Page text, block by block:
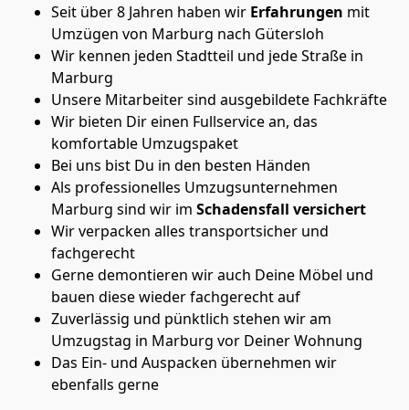
Seit über 8 Jahren haben wir Erfahrungen mit
Umzügen von Marburg nach Gütersloh
Wir kennen jeden Stadtteil und jede Straße in
Marburg
Unsere Mitarbeiter sind ausgebildete Fachkräfte
Wir bieten Dir einen Fullservice an, das
komfortable Umzugspaket
Bei uns bist Du in den besten Händen
Als professionelles Umzugsunternehmen
Marburg sind wir im Schadensfall versichert
Wir verpacken alles transportsicher und
fachgerecht
Gerne demontieren wir auch Deine Möbel und
bauen diese wieder fachgerecht auf
Zuverlässig und pünktlich stehen wir am
Umzugstag in Marburg vor Deiner Wohnung
Das Ein- und Auspacken übernehmen wir
ebenfalls gerne